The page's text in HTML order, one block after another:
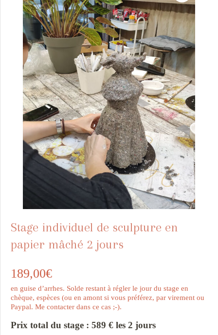
Stage individuel de sculpture en
papier mâché 2 jours
189,00€
en guise d’arrhes. Solde restant à régler le jour du stage en
chèque, espèces (ou en amont si vous préférez, par virement ou
Paypal. Me contacter dans ce cas ;-).
Prix total du stage : 589 € les 2 jours